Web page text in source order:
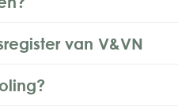
van V&VN